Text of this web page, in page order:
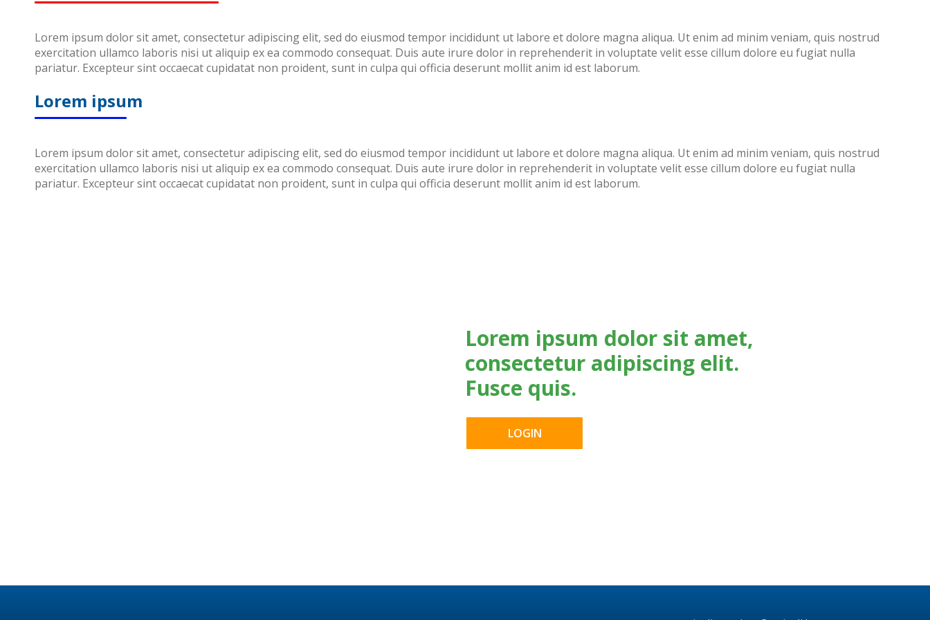
Lorem ipsum dolor sit amet, consectetur adipiscing elit, sed do eiusmod tempor incididunt ut labore et dolore magna aliqua. Ut enim ad minim veniam, quis nostrud
exercitation ullamco laboris nisi ut aliquip ex ea commodo consequat. Duis aute irure dolor in reprehenderit in voluptate velit esse cillum dolore eu fugiat nulla
pariatur. Excepteur sint occaecat cupidatat non proident, sunt in culpa qui officia deserunt mollit anim id est laborum.
Lorem ipsum
Lorem ipsum dolor sit amet, consectetur adipiscing elit, sed do eiusmod tempor incididunt ut labore et dolore magna aliqua. Ut enim ad minim veniam, quis nostrud
exercitation ullamco laboris nisi ut aliquip ex ea commodo consequat. Duis aute irure dolor in reprehenderit in voluptate velit esse cillum dolore eu fugiat nulla
pariatur. Excepteur sint occaecat cupidatat non proident, sunt in culpa qui officia deserunt mollit anim id est laborum.
Lorem ipsum dolor sit amet,
consectetur adipiscing elit.
Fusce quis.
LOGIN